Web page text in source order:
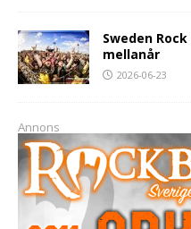
Sweden
mellanår
2026-06-23
Annons